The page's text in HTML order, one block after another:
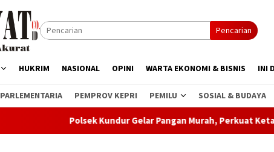
Pencarian
HUKRIM NASIONAL OPINI WARTA EKONOMI & BISNIS INI
PARLEMENTARIA PEMPROV KEPRI PEMILU SOSIAL & BUDAYA
Polsek Kundur Gelar Pangan Murah, Perkuat Ketahanan